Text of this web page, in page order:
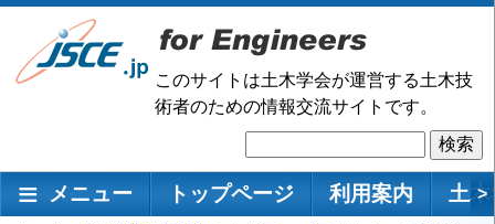
メ
ン
このサイトは土木学会が運営する土木技
術者のための情報交流サイトです。
索
メインナビゲーション
メニュー トップページ 利用案内 土 >